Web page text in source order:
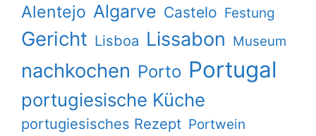
Alentejo Algarve Castelo Festung
Gericht Lisboa Lissabon Museum
nachkochen Porto Portugal
portugiesische Küche
portugiesisches Rezept Portwein